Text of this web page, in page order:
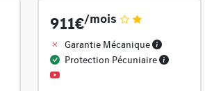
911€/mois
Garantie Mécanique
Protection Pécuniaire